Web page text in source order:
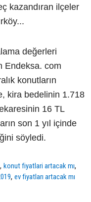
kazandıran ilçeler
değerleri
Endeksa. com
konutların
kira bedelinin 1.718
16 TL
son 1 yıl içinde
söyledi.
,konut fiyatlari artacak mı,
, ev fiyatları artacak mı